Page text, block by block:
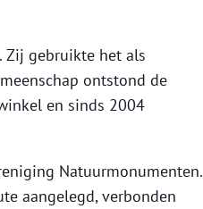
Zij gebruikte het als
ontstond de
en sinds 2004
Natuurmonumenten.
aangelegd, verbonden